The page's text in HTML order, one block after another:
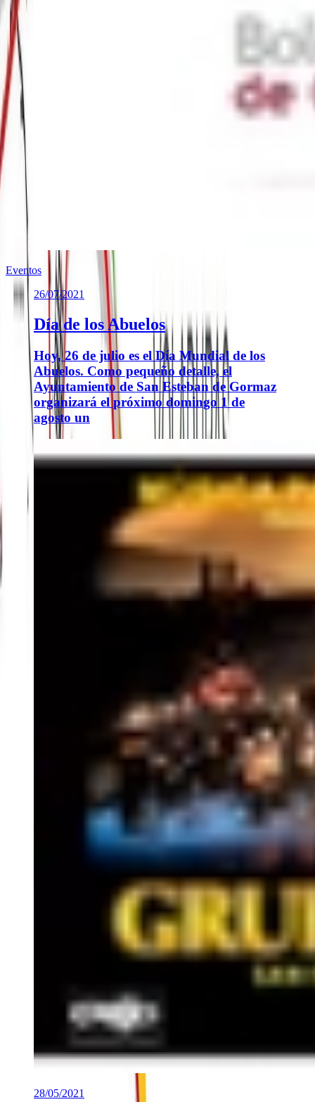
Eventos
26/07/2021
Día de los Abuelos
Hoy, 26 de julio es el Día Mundial de los
Abuelos. Como pequeño detalle, el
Ayuntamiento de San Esteban de Gormaz
organizará el próximo domingo 1 de
agosto un
28/05/2021